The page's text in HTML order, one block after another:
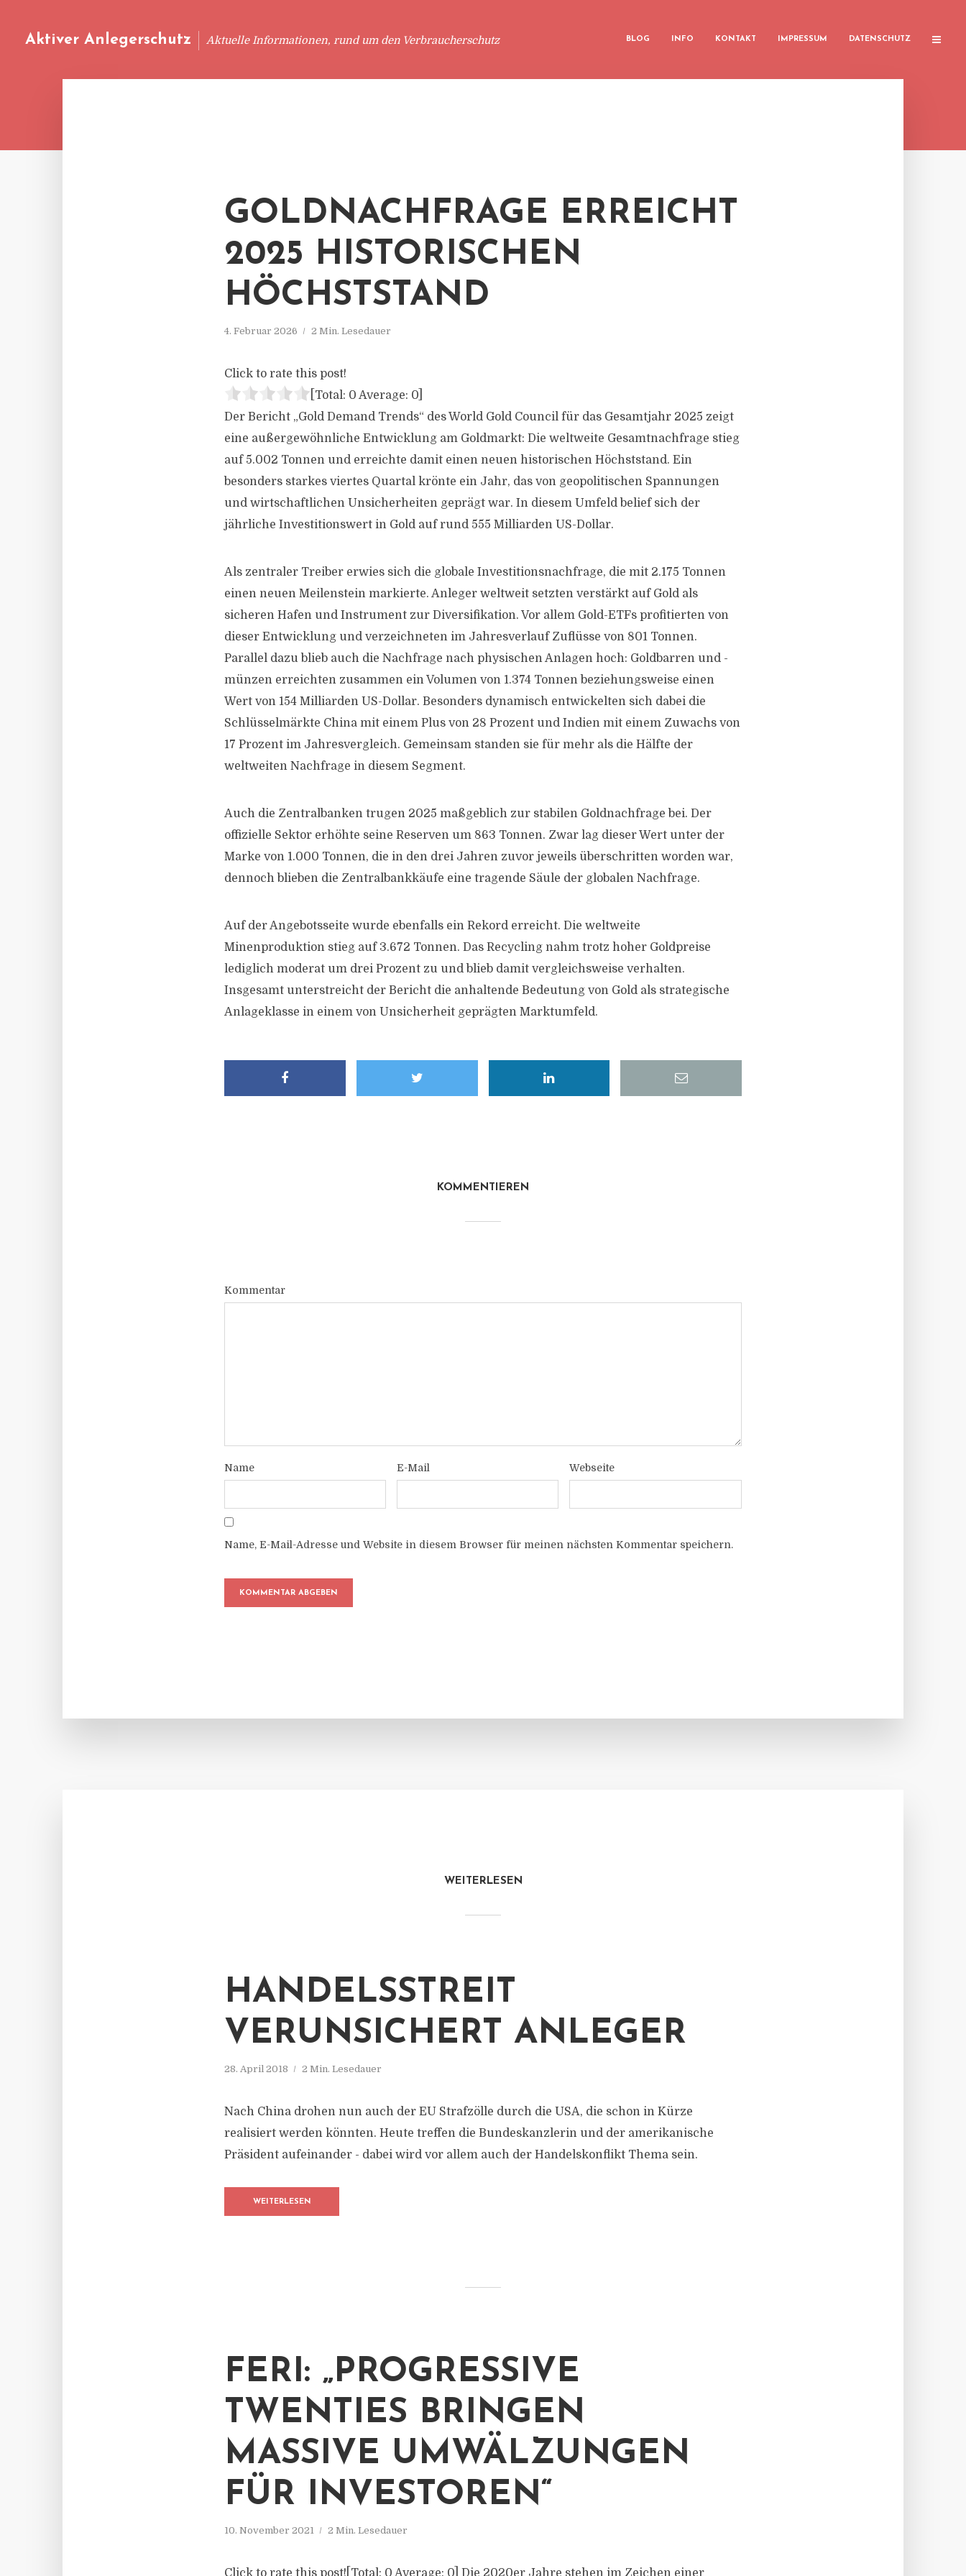
Aktiver Anlegerschutz Aktuelle Informationen, rund um den Verbraucherschutz BLOG INFO KONTAKT IMPRESSUM DATENSCHUTZ
GOLDNACHFRAGE ERREICHT
2025 HISTORISCHEN
HÖCHSTSTAND
4. Februar 2026 2 Min. Lesedauer
Click to rate this post!
[Total: 0 Average: 0
Der Bericht „Gold Demand Trends“ des World Gold Council für das Gesamtjahr 2025 zeigt
eine außergewöhnliche Entwicklung am Goldmarkt: Die weltweite Gesamtnachfrage stieg
auf 5.002 Tonnen und erreichte damit einen neuen historischen Höchststand. Ein
besonders starkes viertes Quartal krönte ein Jahr, das von geopolitischen Spannungen
und wirtschaftlichen Unsicherheiten geprägt war. In diesem Umfeld belief sich der
jährliche Investitionswert in Gold auf rund 555 Milliarden US-Dollar.
Als zentraler Treiber erwies sich die globale Investitionsnachfrage, die mit 2.175 Tonnen
einen neuen Meilenstein markierte. Anleger weltweit setzten verstärkt auf Gold als
sicheren Hafen und Instrument zur Diversifikation. Vor allem Gold-ETFs profitierten von
dieser Entwicklung und verzeichneten im Jahresverlauf Zuflüsse von 801 Tonnen.
Parallel dazu blieb auch die Nachfrage nach physischen Anlagen hoch: Goldbarren und -
münzen erreichten zusammen ein Volumen von 1.374 Tonnen beziehungsweise einen
Wert von 154 Milliarden US-Dollar. Besonders dynamisch entwickelten sich dabei die
Schlüsselmärkte China mit einem Plus von 28 Prozent und Indien mit einem Zuwachs von
17 Prozent im Jahresvergleich. Gemeinsam standen sie für mehr als die Hälfte der
weltweiten Nachfrage in diesem Segment.
Auch die Zentralbanken trugen 2025 maßgeblich zur stabilen Goldnachfrage bei. Der
offizielle Sektor erhöhte seine Reserven um 863 Tonnen. Zwar lag dieser Wert unter der
Marke von 1.000 Tonnen, die in den drei Jahren zuvor jeweils überschritten worden war,
dennoch blieben die Zentralbankkäufe eine tragende Säule der globalen Nachfrage.
Auf der Angebotsseite wurde ebenfalls ein Rekord erreicht. Die weltweite
Minenproduktion stieg auf 3.672 Tonnen. Das Recycling nahm trotz hoher Goldpreise
lediglich moderat um drei Prozent zu und blieb damit vergleichsweise verhalten.
Insgesamt unterstreicht der Bericht die anhaltende Bedeutung von Gold als strategische
Anlageklasse in einem von Unsicherheit geprägten Marktumfeld.
KOMMENTIEREN
Kommentar
Name E-Mail Webseite
Name, E-Mail-Adresse und Website in diesem Browser für meinen nächsten Kommentar speichern.
WEITERLESEN
HANDELSSTREIT
VERUNSICHERT ANLEGER
28. April 2018 2 Min. Lesedauer
Nach China drohen nun auch der EU Strafzölle durch die USA, die schon in Kürze
realisiert werden könnten. Heute treffen die Bundeskanzlerin und der amerikanische
Präsident aufeinander - dabei wird vor allem auch der Handelskonflikt Thema sein.
WEITERLESEN
FERI: „PROGRESSIVE
TWENTIES BRINGEN
MASSIVE UMWÄLZUNGEN
FÜR INVESTOREN“
10. November 2021 2 Min. Lesedauer
Click to rate this post![Total: 0 Average: 0] Die 2020er Jahre stehen im Zeichen einer